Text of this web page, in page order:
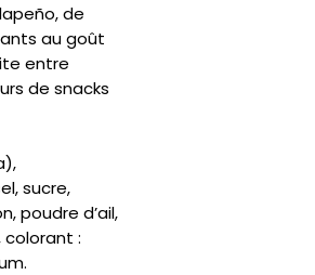
de
au goût
entre
de snacks
sucre,
poudre d’ail,
: